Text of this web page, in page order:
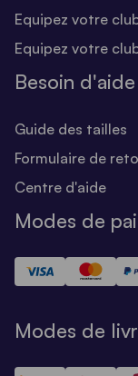
Equipez votre
Equipez votre
Besoin
Guide des tailles
Formulaire de
Centre d'aide
Modes de
Modes de